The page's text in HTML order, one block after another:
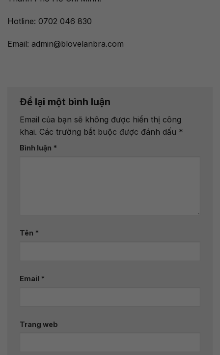
Hotline: 0702 046 830
Email: admin@blovelanbra.com
Để lại một bình luận
Email của bạn sẽ không được hiển thị công
khai. Các trường bắt buộc được đánh dấu *
Bình luận *
Tên *
Email *
Trang web